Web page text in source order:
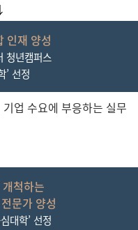
인재 양성
청년캠퍼스
’ 선정
업 수요에 부응하는 실무
척하는
문가 양성
대학’ 선정